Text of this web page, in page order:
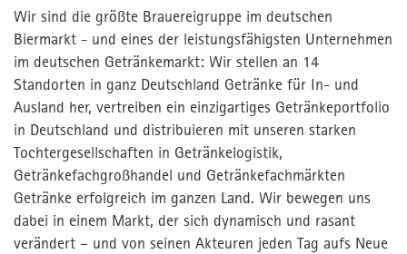
Wir sind die größte Brauereigruppe im deutschen
Biermarkt - und eines der leistungsfähigsten Unternehmen
im deutschen Getränkemarkt: Wir stellen an 14
Standorten in ganz Deutschland Getränke für In- und
Ausland her, vertreiben ein einzigartiges Getränkeportfolio
in Deutschland und distribuieren mit unseren starken
Tochtergesellschaften in Getränkelogistik,
Getränkefachgroßhandel und Getränkefachmärkten
Getränke erfolgreich im ganzen Land. Wir bewegen uns
dabei in einem Markt, der sich dynamisch und rasant
verändert – und von seinen Akteuren jeden Tag aufs Neue